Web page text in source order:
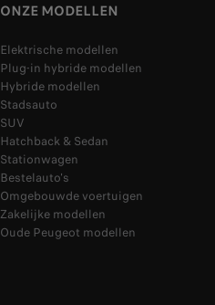
ONZE MODELLEN
Elektrische modellen
Plug-in hybride modellen
Hybride modellen
Stadsauto
SUV
Hatchback & Sedan
Stationwagen
Bestelauto's
Omgebouwde voertuigen
Zakelijke modellen
Oude Peugeot modellen